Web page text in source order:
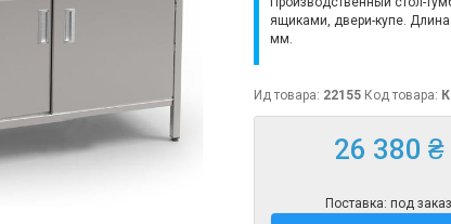
ящиками, двери-купе.
мм.
Ид товара: 22155 Код товара:
26 380 ₴
Поставка: под заказ